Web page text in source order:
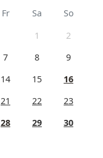
Fr Sa
So
1
2
7 8
9
14 15
16
21 22
23
28 29
30